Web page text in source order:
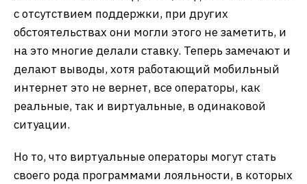
с отсутствием поддержки, при других
обстоятельствах они могли этого не заметить, и
на это многие делали ставку. Теперь замечают и
делают выводы, хотя работающий мобильный
интернет это не вернет, все операторы, как
реальные, так и виртуальные, в одинаковой
ситуации.
Но то, что виртуальные операторы могут стать
своего рода программами лояльности, в которых